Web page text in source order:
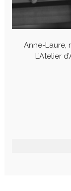
Anne-Laure,
L’Atelier